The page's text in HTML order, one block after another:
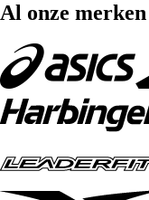
Al onze merken